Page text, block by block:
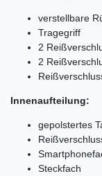
verstellbare
Tragegriff
2
2
Innenaufteilung:
gepolstertes
Steckfach